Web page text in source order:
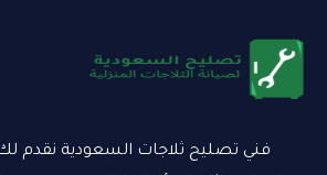
فني تصليح ثلاجات السعودية نقدم